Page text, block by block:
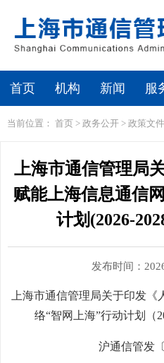
首页 机构 新闻 服
当前位置： 首页 > 政务公开 > 政策文件
上海市通信管理局
赋能上海信息通信
计划(2026-
发布时间：
上海市通信管理局关于印发《
络“智网上海”行动计划 （
沪通信管发 〔